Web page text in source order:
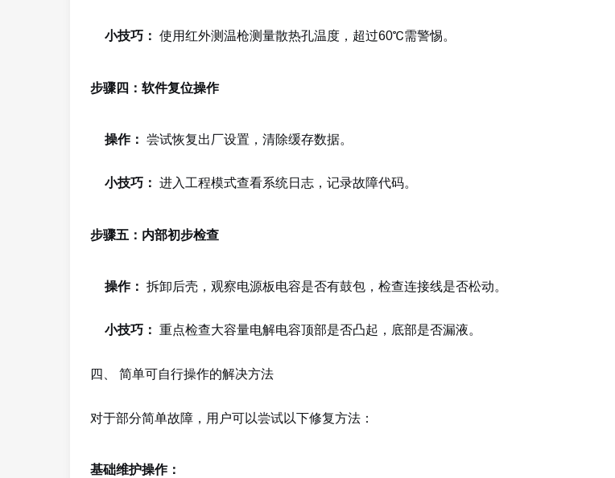
小技巧： 使用红外测温枪测量散热孔温度，超过60℃需警惕。
步骤四：软件复位操作
操作： 尝试恢复出厂设置，清除缓存数据。
小技巧： 进入工程模式查看系统日志，记录故障代码。
步骤五：内部初步检查
操作： 拆卸后壳，观察电源板电容是否有鼓包，检查连接线是否松动。
小技巧： 重点检查大容量电解电容顶部是否凸起，底部是否漏液。
四、 简单可自行操作的解决方法
对于部分简单故障，用户可以尝试以下修复方法：
基础维护操作：